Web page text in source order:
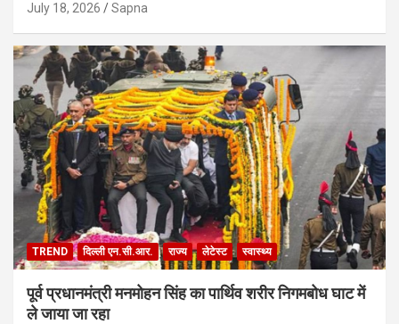
July 18, 2026 Sapna
TREND दिल्ली एन.सी.आर. राज्य लेटेस्ट स्वास्थ्य
पूर्व प्रधानमंत्री मनमोहन सिंह का पार्थिव शरीर निगमबोध घाट में
ले जाया जा रहा